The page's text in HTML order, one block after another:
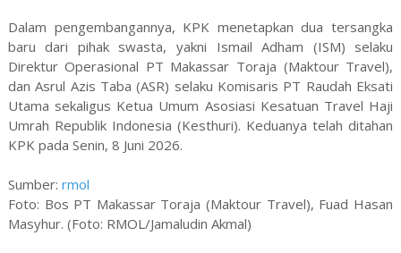
Dalam pengembangannya, KPK menetapkan dua tersangka
baru dari pihak swasta, yakni Ismail Adham (ISM) selaku
Direktur Operasional PT Makassar Toraja (Maktour Travel),
dan Asrul Azis Taba (ASR) selaku Komisaris PT Raudah Eksati
Utama sekaligus Ketua Umum Asosiasi Kesatuan Travel Haji
Umrah Republik Indonesia (Kesthuri). Keduanya telah ditahan
KPK pada Senin, 8 Juni 2026.
Sumber: rmol
Foto: Bos PT Makassar Toraja (Maktour Travel), Fuad Hasan
Masyhur. (Foto: RMOL/Jamaludin Akmal)